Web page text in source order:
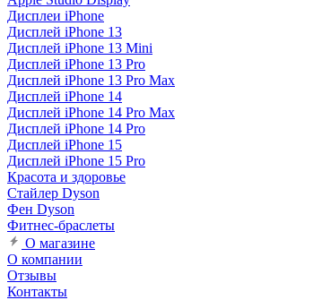
Дисплеи iPhone
Дисплей iPhone 13
Дисплей iPhone 13 Mini
Дисплей iPhone 13 Pro
Дисплей iPhone 13 Pro Max
Дисплей iPhone 14
Дисплей iPhone 14 Pro Max
Дисплей iPhone 14 Pro
Дисплей iPhone 15
Дисплей iPhone 15 Pro
Красота и здоровье
Стайлер Dyson
Фен Dyson
Фитнес-браслеты
О магазине
О компании
Отзывы
Контакты